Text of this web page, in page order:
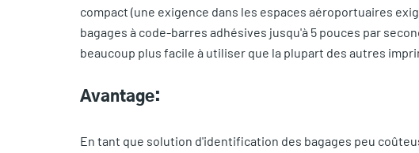
compact (une exigence dans les espaces aéroportuaires
bagages à code-barres adhésives jusqu'à 5 pouces par
beaucoup plus facile à utiliser que la plupart des autres
Avantage:
En tant que solution d'identification des bagages peu